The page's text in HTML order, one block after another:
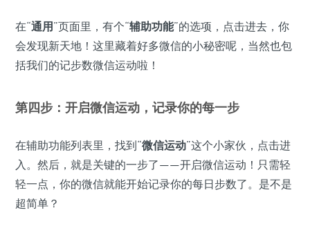
在“通用”页面里，有个“辅助功能”的选项，点击进去，你
会发现新天地！这里藏着好多微信的小秘密呢，当然也包
括我们的记步数微信运动啦！
第四步：开启微信运动，记录你的每一步
在辅助功能列表里，找到“微信运动”这个小家伙，点击进
入。然后，就是关键的一步了——开启微信运动！只需轻
轻一点，你的微信就能开始记录你的每日步数了。是不是
超简单？